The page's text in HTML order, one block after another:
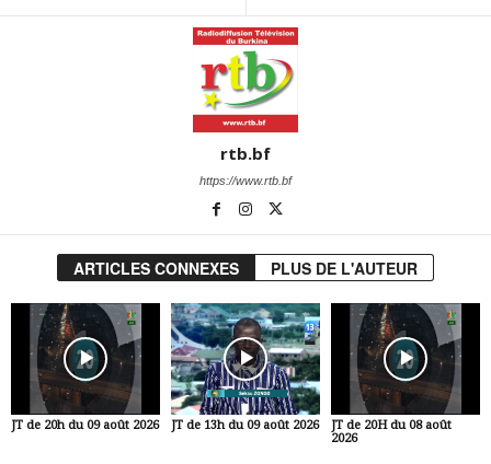
rtb.bf
https://www.rtb.bf
ARTICLES CONNEXES PLUS DE L'AUTEUR
JT de 20h du 09 août 2026 JT de 13h du 09 août 2026
JT de 20H du 08 août
2026